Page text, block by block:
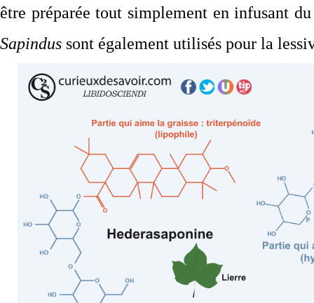
être préparée tout simplement en infusant
Sapindus sont également utilisés pour la